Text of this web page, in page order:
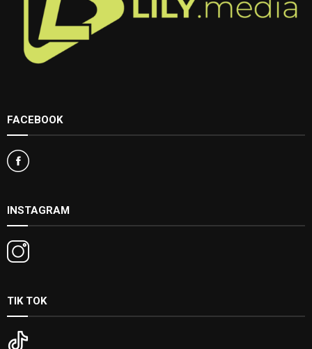
FACEBOOK
INSTAGRAM
TIK TOK